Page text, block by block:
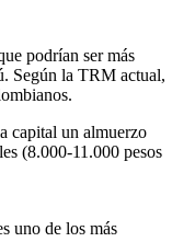
podrían ser más
Según la TRM actual,
capital un almuerzo
(8.000-11.000 pesos
uno de los más